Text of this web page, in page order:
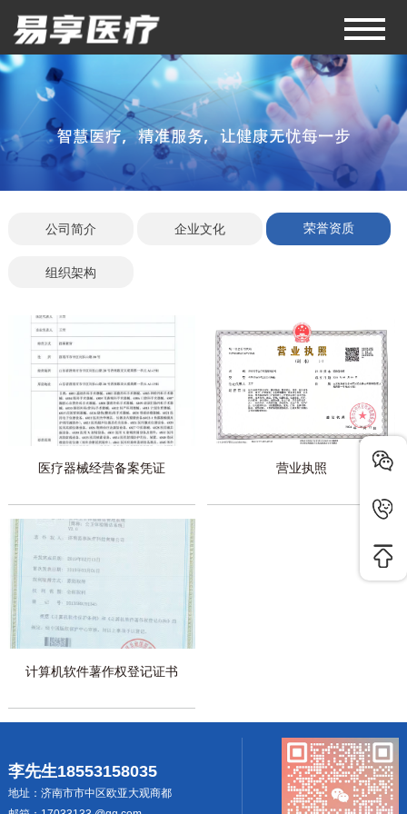
公司简介 企业文化 荣誉资质
组织架构
医疗器械经营备案凭证 营业执照
计算机软件薯作权登记证书
李先生18553158035
地址：济南市市中区欧亚大观商都